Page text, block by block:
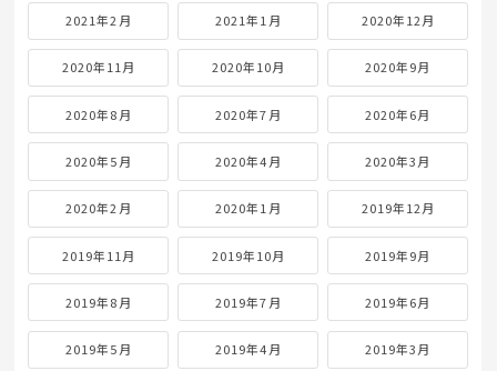
2021年2月 2021年1月 2020年12月
2020年11月 2020年10月 2020年9月
2020年8月 2020年7月 2020年6月
2020年5月 2020年4月 2020年3月
2020年2月 2020年1月 2019年12月
2019年11月 2019年10月 2019年9月
2019年8月 2019年7月 2019年6月
2019年5月 2019年4月 2019年3月